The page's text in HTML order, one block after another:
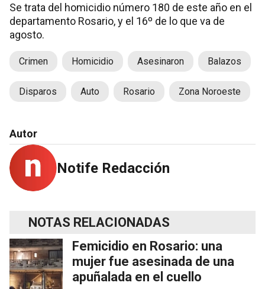
Se trata del homicidio número 180 de este año en el
departamento Rosario, y el 16º de lo que va de
agosto.
Crimen Homicidio Asesinaron Balazos
Disparos Auto Rosario Zona Noroeste
Autor
Notife Redacción
NOTAS RELACIONADAS
Femicidio en Rosario: una
mujer fue asesinada de una
apuñalada en el cuello